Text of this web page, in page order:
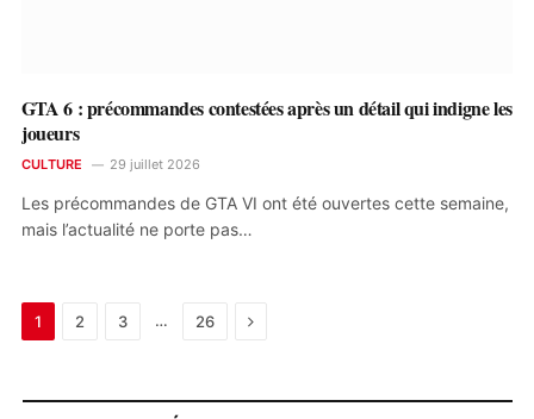
GTA 6 : précommandes contestées après un détail qui indigne les
joueurs
CULTURE 29 juillet 2026
Les précommandes de GTA VI ont été ouvertes cette semaine,
mais l’actualité ne porte pas…
1 2 3 … 26 Next